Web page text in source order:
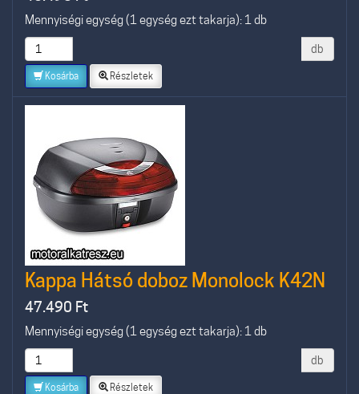
Mennyiségi egység (1 egység ezt takarja): 1 db
db
Kosárba Részletek
Kappa Hátsó doboz Monolock K42N
47.490 Ft
Mennyiségi egység (1 egység ezt takarja): 1 db
db
Kosárba Részletek